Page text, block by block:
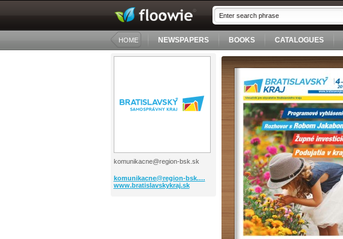
HOME NEWSPAPERS BOOKS CATALOGUES
komunikacne@region-bsk.sk
komunikacne@region-bsk.…
www.bratislavskykraj.sk